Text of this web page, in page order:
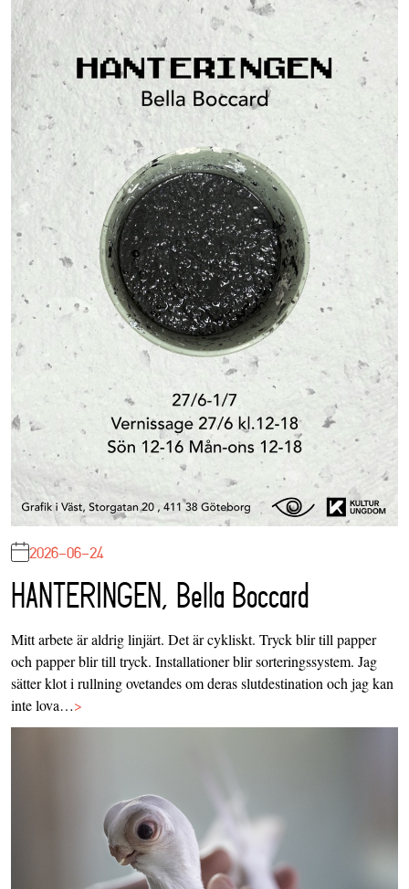
2026-06-24
HANTERINGEN, Bella Boccard
Mitt arbete är aldrig linjärt. Det är cykliskt. Tryck blir till papper
och papper blir till tryck. Installationer blir sorteringssystem. Jag
sätter klot i rullning ovetandes om deras slutdestination och jag kan
inte lova…>